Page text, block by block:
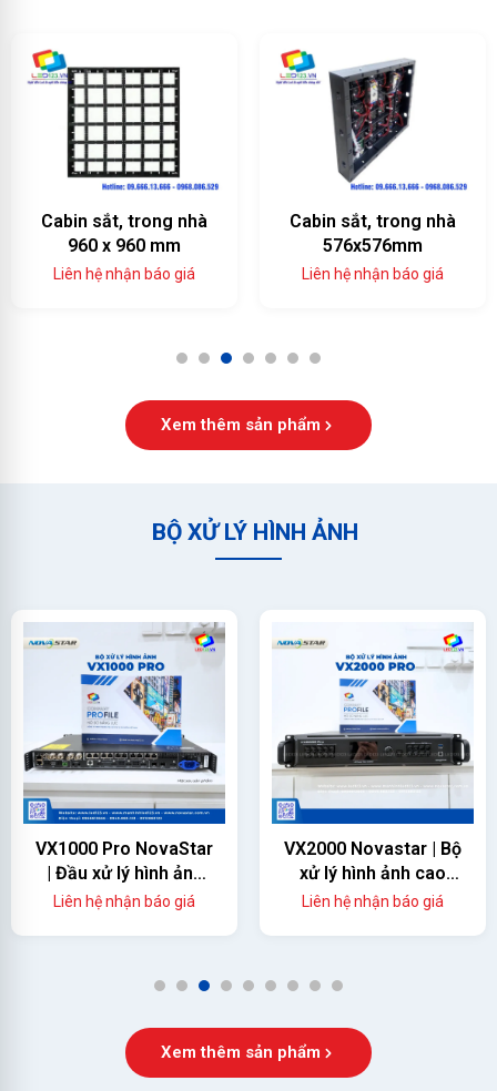
Cabin sắt, trong nhà
960 x 960 mm
Liên hệ nhận báo giá
Cabin sắt, trong nhà
576x576mm
Liên hệ nhận báo giá
1 2 3 4 5 6 7
Xem thêm sản phẩm
BỘ XỬ LÝ HÌNH ẢNH
VX1000 Pro NovaStar
| Đầu xử lý hình ảnh
màn hình led
Liên hệ nhận báo giá
VX2000 Novastar | Bộ
xử lý hình ảnh cao
cấp
Liên hệ nhận báo giá
1 2 3 4 5 6 7 8 9
Xem thêm sản phẩm